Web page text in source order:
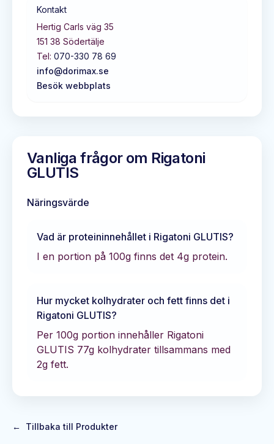
Kontakt
Hertig Carls väg 35
151 38 Södertälje
Tel: 070-330 78 69
info@dorimax.se
Besök webbplats
Vanliga frågor om Rigatoni
GLUTIS
Näringsvärde
Vad är proteininnehållet i Rigatoni GLUTIS?
I en portion på 100g finns det 4g protein.
Hur mycket kolhydrater och fett finns det i
Rigatoni GLUTIS?
Per 100g portion innehåller Rigatoni
GLUTIS 77g kolhydrater tillsammans med
2g fett.
← Tillbaka till Produkter